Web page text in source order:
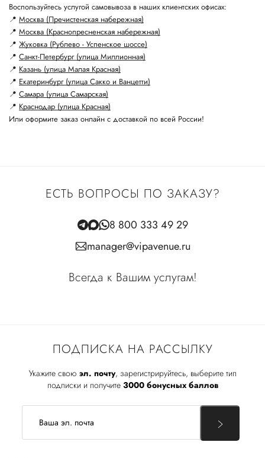
Воспользуйтесь услугой самовывоза в наших клиентских офисах:
📍 Москва (Пречистенская набережная)
📍 Москва (Краснопресненская набережная)
📍 Жуковка (Рублево - Успенское шоссе)
📍 Санкт-Петербург (улица Миллионная)
📍 Казань (улица Малая Красная)
📍 Екатеринбург (улица Сакко и Ванцетти)
📍 Самара (улица Самарская)
📍 Краснодар (улица Красная)
Или оформите заказ онлайн с доставкой по всей России!
ПОДПИСКА НА РАССЫЛКУ
Укажите свою эл. почту, зарегистрируйтесь, выберите тип
подписки и получите 3000 бонусных баллов
ЕСТЬ ВОПРОСЫ ПО ЗАКАЗУ?
8 800 333 49 29
manager@vipavenue.ru
Всегда к Вашим услугам!